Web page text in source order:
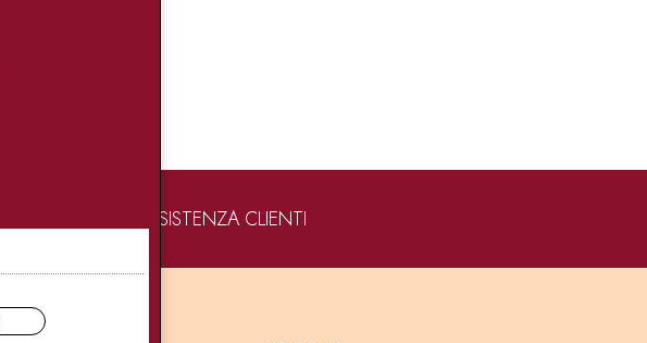
ASSISTENZA CLIENTI